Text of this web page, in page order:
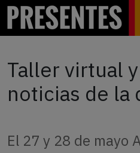
Taller virtual
noticias de la
El 27 y 28 de mayo